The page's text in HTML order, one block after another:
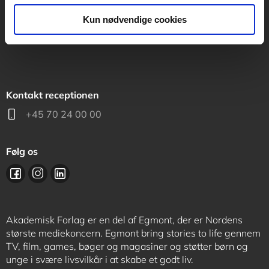
Kun nødvendige cookies
support@akademisk.dk
Kontakt receptionen
+45 70 24 00 00
Følg os
Akademisk Forlag er en del af Egmont, der er Nordens
største mediekoncern. Egmont bring stories to life gennem
TV, film, games, bøger og magasiner og støtter børn og
unge i svære livsvilkår i at skabe et godt liv.